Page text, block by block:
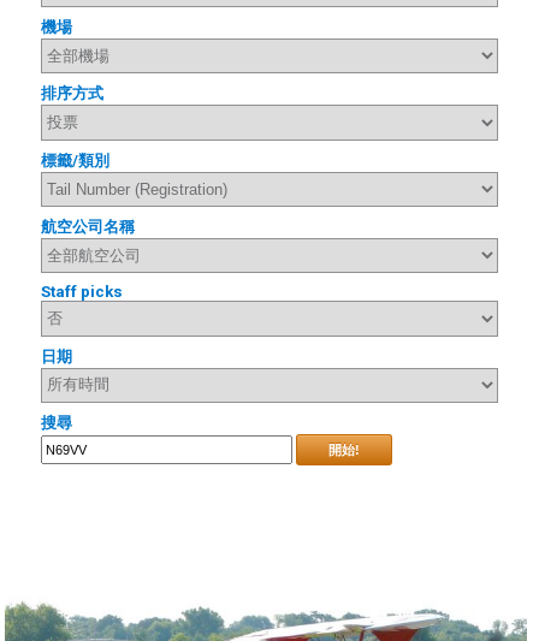
機場
排序方式
標籤/類別
航空公司名稱
Staff picks
日期
搜尋
開始!